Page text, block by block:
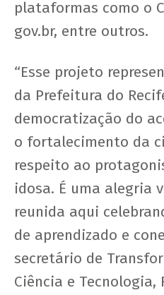
plataformas como o
gov.br, entre outros.
“Esse projeto
da Prefeitura do
democratização do
o fortalecimento da
respeito ao
idosa. É uma alegria
reunida aqui
de aprendizado e
secretário de
Ciência e Tecnologia,